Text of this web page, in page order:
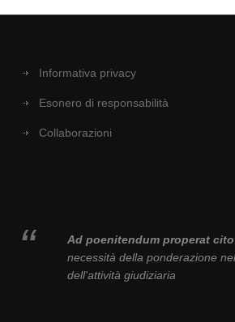
Informativa privacy
Esonero di responsabilità
Collaborazioni
Ad poenitendum properat
necessità della ponderazione
dell'attività giudiziaria